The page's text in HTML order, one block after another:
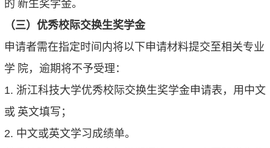
的 新生奖学金。
（三）优秀校际交换生奖学金
申请者需在指定时间内将以下申请材料提交至相关专业
学 院，逾期将不予受理：
1. 浙江科技大学优秀校际交换生奖学金申请表，用中文
或 英文填写；
2. 中文或英文学习成绩单。